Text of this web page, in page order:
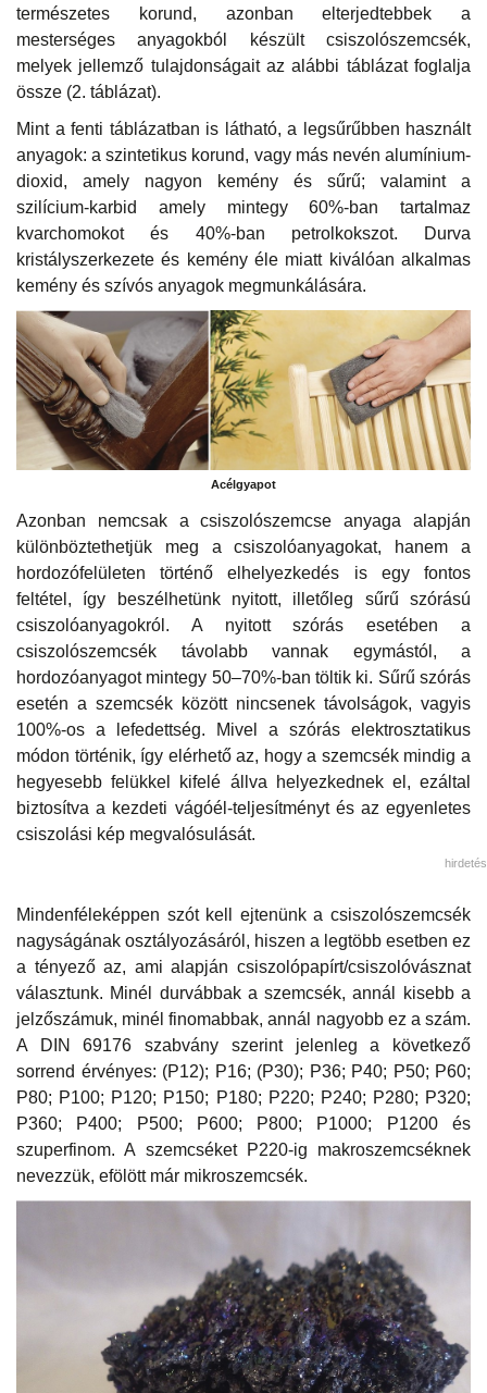
természetes korund, azonban elterjedtebbek a
mesterséges anyagokból készült csiszolószemcsék,
melyek jellemző tulajdonságait az alábbi táblázat foglalja
össze (2. táblázat).
Mint a fenti táblázatban is látható, a legsűrűbben használt
anyagok: a szintetikus korund, vagy más nevén alumínium-
dioxid, amely nagyon kemény és sűrű; valamint a
szilícium-karbid amely mintegy 60%-ban tartalmaz
kvarchomokot és 40%-ban petrolkokszot. Durva
kristályszerkezete és kemény éle miatt kiválóan alkalmas
kemény és szívós anyagok megmunkálására.
Acélgyapot
Azonban nemcsak a csiszolószemcse anyaga alapján
különböztethetjük meg a csiszolóanyagokat, hanem a
hordozófelületen történő elhelyezkedés is egy fontos
feltétel, így beszélhetünk nyitott, illetőleg sűrű szórású
csiszolóanyagokról. A nyitott szórás esetében a
csiszolószemcsék távolabb vannak egymástól, a
hordozóanyagot mintegy 50–70%-ban töltik ki. Sűrű szórás
esetén a szemcsék között nincsenek távolságok, vagyis
100%-os a lefedettség. Mivel a szórás elektrosztatikus
módon történik, így elérhető az, hogy a szemcsék mindig a
hegyesebb felükkel kifelé állva helyezkednek el, ezáltal
biztosítva a kezdeti vágóél-teljesítményt és az egyenletes
csiszolási kép megvalósulását.
hirdetés
Mindenféleképpen szót kell ejtenünk a csiszolószemcsék
nagyságának osztályozásáról, hiszen a legtöbb esetben ez
a tényező az, ami alapján csiszolópapírt/csiszolóvásznat
választunk. Minél durvábbak a szemcsék, annál kisebb a
jelzőszámuk, minél finomabbak, annál nagyobb ez a szám.
A DIN 69176 szabvány szerint jelenleg a következő
sorrend érvényes: (P12); P16; (P30); P36; P40; P50; P60;
P80; P100; P120; P150; P180; P220; P240; P280; P320;
P360; P400; P500; P600; P800; P1000; P1200 és
szuperfinom. A szemcséket P220-ig makroszemcséknek
nevezzük, efölött már mikroszemcsék.